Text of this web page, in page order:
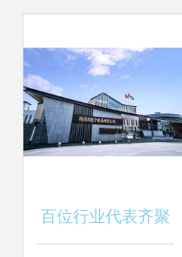
百位行业代表齐聚